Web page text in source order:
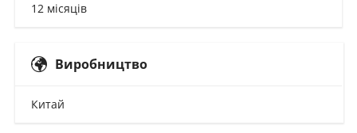
12 місяців
Виробництво
Китай